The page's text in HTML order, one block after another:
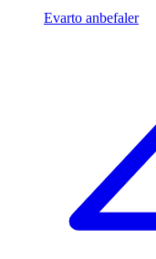
Evarto anbefaler